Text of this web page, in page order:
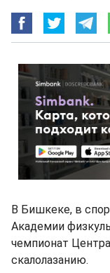
В Бишкеке, в
Академии
чемпионат
скалолазанию.